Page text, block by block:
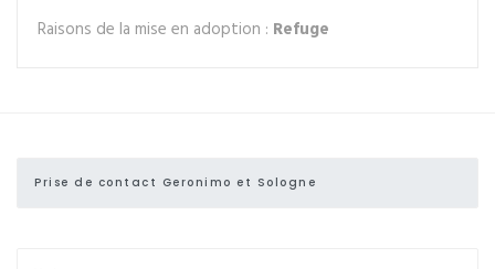
Raisons de la mise en adoption : Refuge